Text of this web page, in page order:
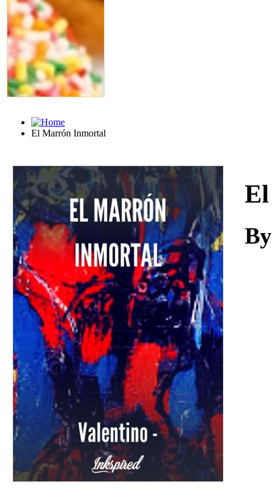
El Marrón Inmortal
Download